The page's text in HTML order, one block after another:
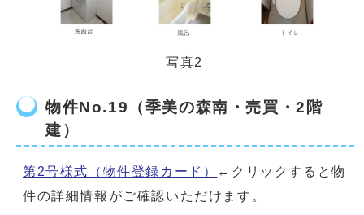
写真2
物件No.19（季美の森南・売買・2階
建）
第2号様式（物件登録カード）
←クリックすると物
件の詳細情報がご確認いただけます。